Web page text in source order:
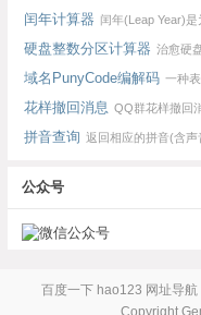
闰年计算器 闰年(Leap Year)是
硬盘整数分区计算器 治愈硬盘
域名PunyCode编解码 一种
花样撤回消息 QQ群花样撤回
拼音查询 返回相应的拼音(含声
公众号
百度一下 hao123 网址导航
Copyright